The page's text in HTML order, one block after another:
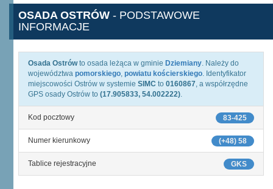
OSADA OSTRÓW - PODSTAWOWE
INFORMACJE
Osada Ostrówto osada leżąca w gminie Dziemiany. Należy do
województwa pomorskiego, powiatu kościerskiego. Identyfikator
miejscowości Ostrów w systemie SIMC to 0160867, a współrzędne
GPS osady Ostrów to (17.905833, 54.002222).
83-425
Kod pocztowy
(+48) 58
Numer kierunkowy
GKS
Tablice rejestracyjne